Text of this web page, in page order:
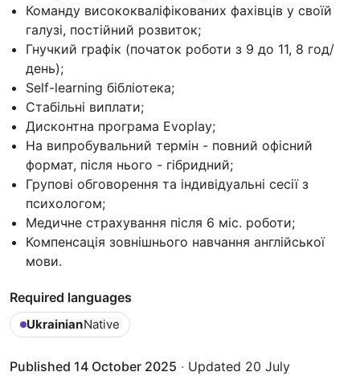
Команду висококваліфікованих фахівців у своїй
галузі, постійний розвиток;
Гнучкий графік (початок роботи з 9 до 11, 8 год/
день);
Self-learning бібліотека;
Стабільні виплати;
Дисконтна програма Evoplay;
На випробувальний термін - повний офісний
формат, після нього - гібридний;
Групові обговорення та індивідуальні сесії з
психологом;
Медичне страхування після 6 міс. роботи;
Компенсація зовнішнього навчання англійської
мови.
Required languages
UkrainianNative
Published 14 October 2025 · Updated 20 July